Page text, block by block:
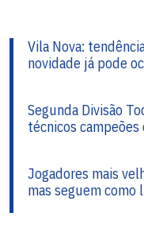
Vila Nova:
novidade já pode
Segunda Divisão
técnicos
Jogadores mais
mas seguem como